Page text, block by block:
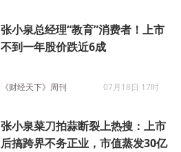
张小泉总经理“教育”消费者！上市
不到一年股价跌近6成
《财经天下》周刊 07月18日 17时
张小泉菜刀拍蒜断裂上热搜：上市
后搞跨界不务正业，市值蒸发30亿